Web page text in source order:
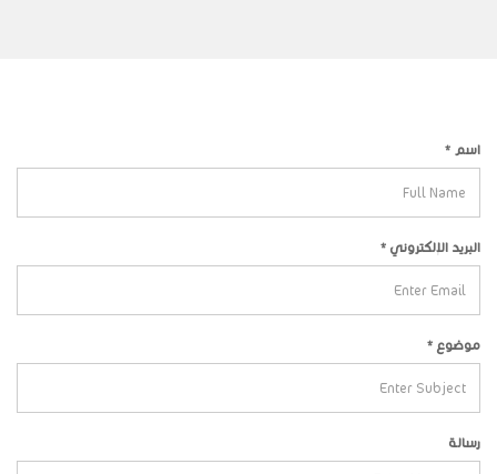
اسم *
البريد الإلكتروني *
موضوع *
رسالة